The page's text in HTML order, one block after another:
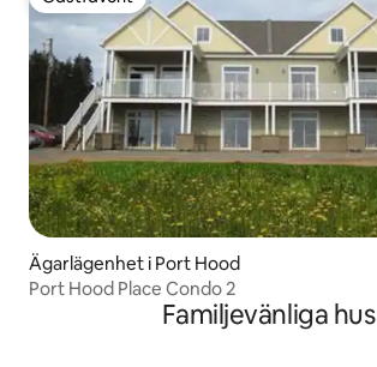
Gästfavorit
Ägarlägenhet i Port Hood
Port Hood Place Condo 2
Familjevänliga hus